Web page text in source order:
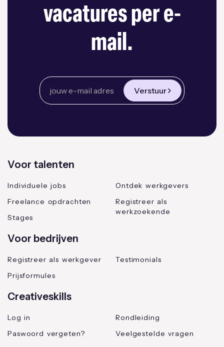
vacatures per e-
mail.
Verstuur
Voor talenten
Individuele jobs
Freelance opdrachten
Stages
Ontdek werkgevers
Registreer als
werkzoekende
Voor bedrijven
Registreer als werkgever
Prijsformules
Testimonials
Creativeskills
Log in
Paswoord vergeten?
Rondleiding
Veelgestelde vragen